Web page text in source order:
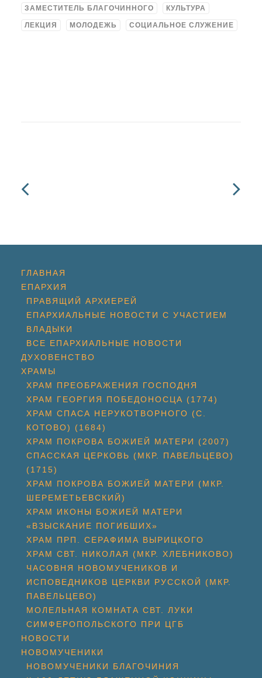
ЗАМЕСТИТЕЛЬ БЛАГОЧИННОГО КУЛЬТУРА
ЛЕКЦИЯ МОЛОДЕЖЬ СОЦИАЛЬНОЕ СЛУЖЕНИЕ
ГЛАВНАЯ
ЕПАРХИЯ
ПРАВЯЩИЙ АРХИЕРЕЙ
ЕПАРХИАЛЬНЫЕ НОВОСТИ С УЧАСТИЕМ
ВЛАДЫКИ
ВСЕ ЕПАРХИАЛЬНЫЕ НОВОСТИ
ДУХОВЕНСТВО
ХРАМЫ
ХРАМ ПРЕОБРАЖЕНИЯ ГОСПОДНЯ
ХРАМ ГЕОРГИЯ ПОБЕДОНОСЦА (1774)
ХРАМ СПАСА НЕРУКОТВОРНОГО (С.
КОТОВО) (1684)
ХРАМ ПОКРОВА БОЖИЕЙ МАТЕРИ (2007)
СПАССКАЯ ЦЕРКОВЬ (МКР. ПАВЕЛЬЦЕВО)
(1715)
ХРАМ ПОКРОВА БОЖИЕЙ МАТЕРИ (МКР.
ШЕРЕМЕТЬЕВСКИЙ)
ХРАМ ИКОНЫ БОЖИЕЙ МАТЕРИ
«ВЗЫСКАНИЕ ПОГИБШИХ»
ХРАМ ПРП. СЕРАФИМА ВЫРИЦКОГО
ХРАМ СВТ. НИКОЛАЯ (МКР. ХЛЕБНИКОВО)
ЧАСОВНЯ НОВОМУЧЕНИКОВ И
ИСПОВЕДНИКОВ ЦЕРКВИ РУССКОЙ (МКР.
ПАВЕЛЬЦЕВО)
МОЛЕЛЬНАЯ КОМНАТА СВТ. ЛУКИ
СИМФЕРОПОЛЬСКОГО ПРИ ЦГБ
НОВОСТИ
НОВОМУЧЕНИКИ
НОВОМУЧЕНИКИ БЛАГОЧИНИЯ